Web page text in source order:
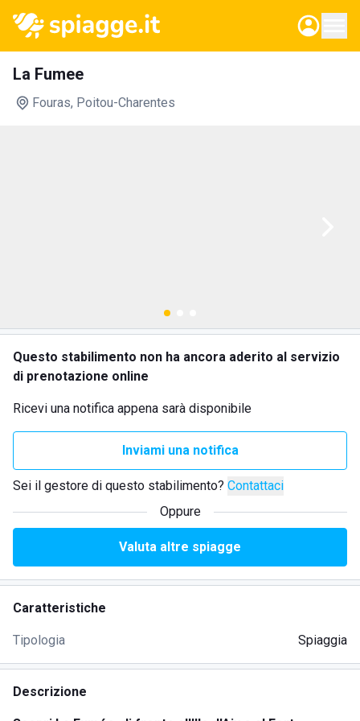
La Fumee
Fouras, Poitou-Charentes
Questo stabilimento non ha ancora aderito al servizio
di prenotazione online
Ricevi una notifica appena sarà disponibile
Inviami una notifica
Sei il gestore di questo stabilimento? Contattaci
Oppure
Valuta altre spiagge
Caratteristiche
Tipologia Spiaggia
Descrizione